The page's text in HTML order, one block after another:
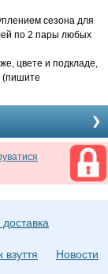
сезона для
по 2 пары любых
цвете и подкладе,
(пишите
Новости